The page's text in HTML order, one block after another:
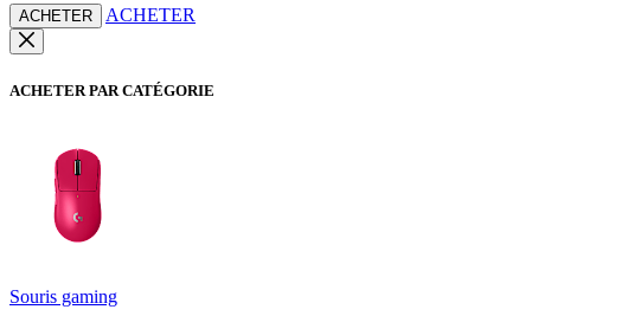
ACHETER ACHETER
ACHETER PAR CATÉGORIE
Souris gaming